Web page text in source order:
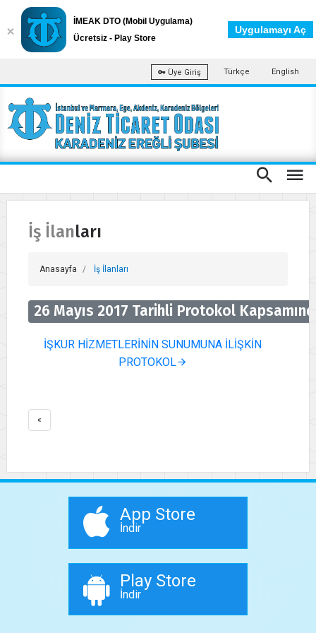
Üye Giriş Türkçe English
İş İlanları
Anasayfa İş İlanları
26 Mayıs 2017 Tarihli Protokol
İŞKUR HİZMETLERİNİN SUNUMUNA İLİŞKİN
PROTOKOL
«
App Store
İndir
Play Store
İndir
İMEAK DTO (Mobil Uygulama)
Ücretsiz - Play Store
Uygulamayı Aç